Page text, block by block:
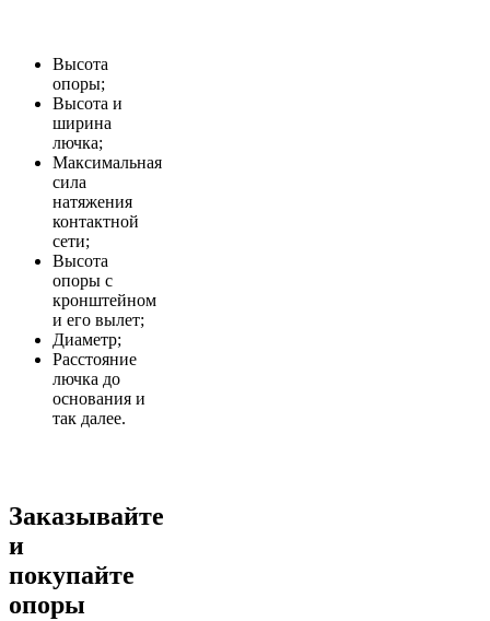
Высота
опоры;
Высота и
ширина
лючка;
Максимальная
сила
натяжения
контактной
сети;
Высота
опоры с
кронштейном
и его вылет;
Диаметр;
Расстояние
лючка до
основания и
так далее.
Заказывайте
и
покупайте
опоры